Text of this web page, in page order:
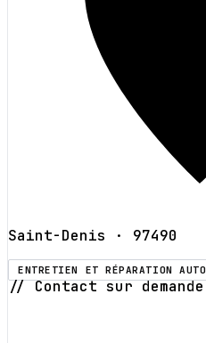
Saint-Denis · 97490
ENTRETIEN ET RÉPARATION AUTO
// Contact sur demande